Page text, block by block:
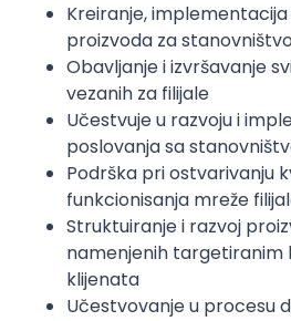
Kreiranje,
proizvoda za stanovništvo
Obavljanje i izvršavanje
vezanih za filijale
Učestvuje u razvoju i
poslovanja sa
Podrška pri ostvarivanju
funkcionisanja mreže
Struktuiranje i razvoj
namenjenih targetiranim
klijenata
Učestvovanje u procesu